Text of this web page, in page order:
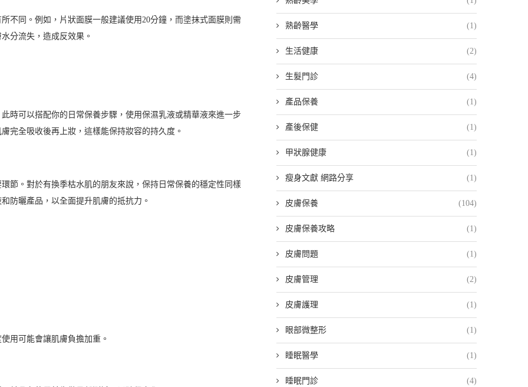
不同。例如，片狀面膜一般建議使用20分鐘，而塗抹式面膜則需
分流失，造成反效果。
時可以搭配你的日常保養步驟，使用保濕乳液或精華液來進一步
完全吸收後再上妝，這樣能保持妝容的持久度。
節。對於有換季枯水肌的朋友來說，保持日常保養的穩定性同樣
防曬產品，以全面提升肌膚的抵抗力。
用可能會讓肌膚負擔加重。
熟齡醫學 (1)
生活健康 (2)
生髮門診 (4)
產品保養 (1)
產後保健 (1)
甲狀腺健康 (1)
瘦身文獻 網路分享 (1)
皮膚保養 (104)
皮膚保養攻略 (1)
皮膚問題 (1)
皮膚管理 (2)
皮膚護理 (1)
眼部微整形 (1)
睡眠醫學 (1)
睡眠門診 (4)